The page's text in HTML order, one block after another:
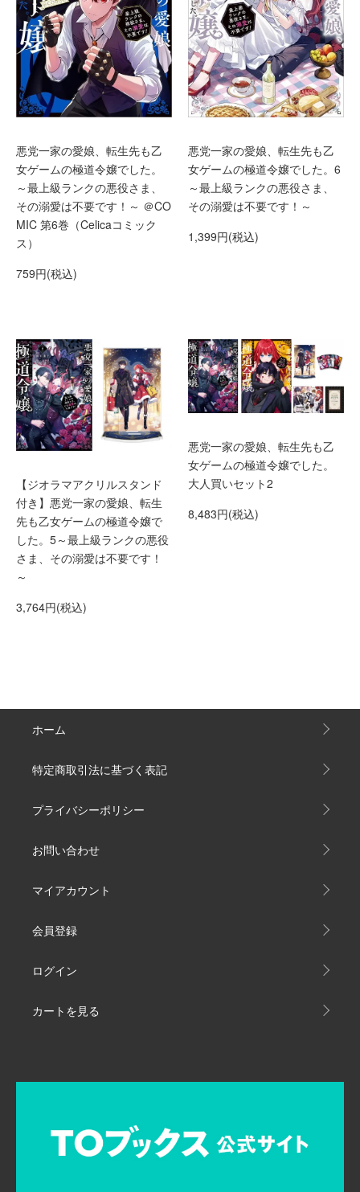
悪党一家の愛娘、転生先も乙
女ゲームの極道令嬢でした。
～最上級ランクの悪役さま、
その溺愛は不要です！～ ＠CO
MIC 第6巻（Celicaコミック
ス）
759円(税込)
悪党一家の愛娘、転生先も乙
女ゲームの極道令嬢でした。6
～最上級ランクの悪役さま、
その溺愛は不要です！～
1,399円(税込)
【ジオラマアクリルスタンド
付き】悪党一家の愛娘、転生
先も乙女ゲームの極道令嬢で
した。5～最上級ランクの悪役
さま、その溺愛は不要です！
～
3,764円(税込)
悪党一家の愛娘、転生先も乙
女ゲームの極道令嬢でした。
大人買いセット2
8,483円(税込)
ホーム
特定商取引法に基づく表記
プライバシーポリシー
お問い合わせ
マイアカウント
会員登録
ログイン
カートを見る